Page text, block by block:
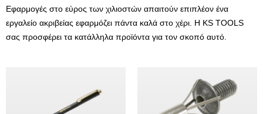
Εφαρμογές στο εύρος των χιλιοστών απαιτούν επιπλέον ένα
εργαλείο ακριβείας εφαρμόζει πάντα καλά στο χέρι. Η KS TOOLS
σας προσφέρει τα κατάλληλα προϊόντα για τον σκοπό αυτό.